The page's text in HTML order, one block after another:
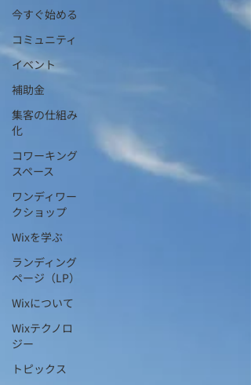
今すぐ始める
コミュニティ
イベント
補助金
集客の仕組み
化
コワーキング
スペース
ワンディワー
クショップ
Wixを学ぶ
ランディング
ページ（LP）
Wixについて
Wixテクノロ
ジー
トピックス